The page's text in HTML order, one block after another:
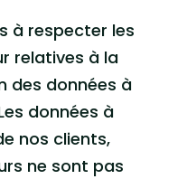
à respecter les
relatives à la
des données à
données à
nos clients,
ne sont pas